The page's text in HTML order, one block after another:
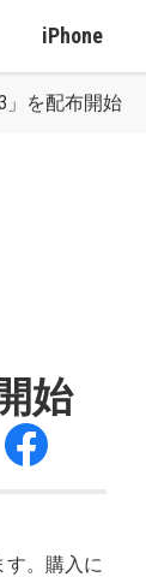
iPhone
」を配布開始
始
。購入に